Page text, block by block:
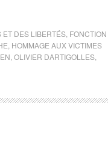
ET DES LIBERTÉS FONCTION
HOMMAGE AUX VICTIMES
OLIVIER DARTIGOLLES